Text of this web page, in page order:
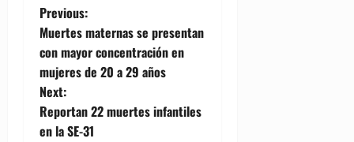
P
o
s
t
Previous:
Muertes maternas se presentan
con mayor concentración en
mujeres de 20 a 29 años
Next:
Reportan 22 muertes infantiles
en la SE-31